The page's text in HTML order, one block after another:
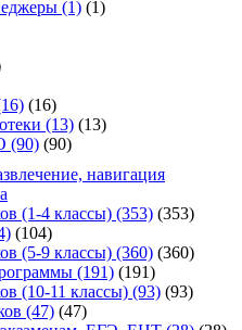
(1) (1)
(16)
(13) (13)
(90) (90)
навигация
(1-4 классы) (353) (353)
(104)
(5-9 классы) (360) (360)
(191) (191)
(10-11 классы) (93) (93)
(47) (47)